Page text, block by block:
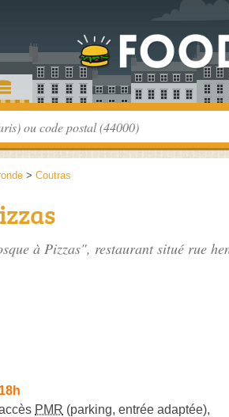
> Coutras
à Pizzas", restaurant situé rue
PMR (parking, entrée adaptée),